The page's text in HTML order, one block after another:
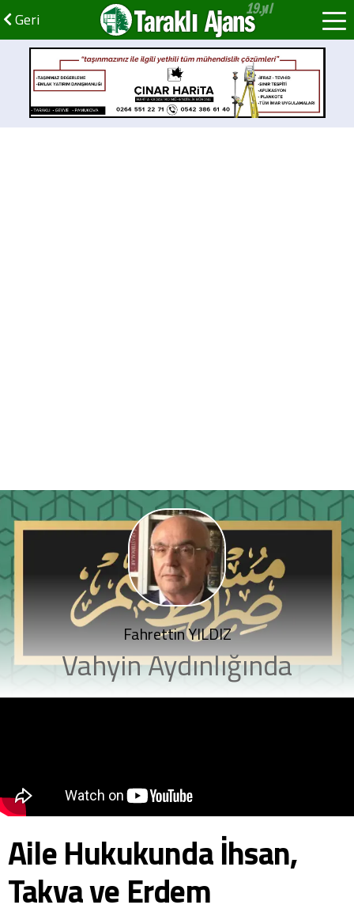
Geri Taraklı Ajans
Fahrettin YILDIZ
Vahyin Aydınlığında
Aile Hukukunda İhsan,
Takva ve Erdem